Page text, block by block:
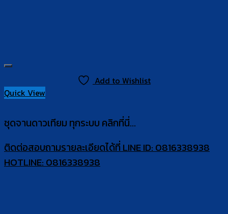
Add to Wishlist
Quick View
ชุดจานดาวเทียม ทุกระบบ คลิกที่นี่...
ติดต่อสอบถามรายละเอียดได้ที่ LINE ID: 0816338938
HOTLINE: 0816338938